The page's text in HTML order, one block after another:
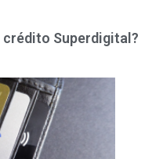
Superdigital?